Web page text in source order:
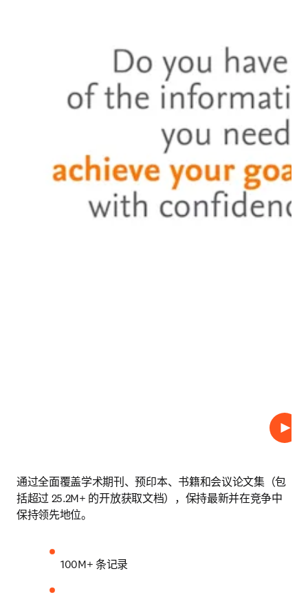
播放
通过全面覆盖学术期刊、预印本、书籍和会议论文集（包
括超过 25.2M+ 的开放获取文档），保持最新并在竞争中
保持领先地位。
100M+ 条记录